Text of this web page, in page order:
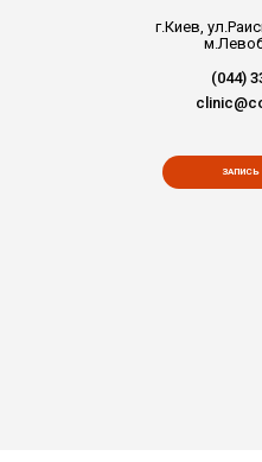
г.Киев,
(044)
ЗАПИСЬ